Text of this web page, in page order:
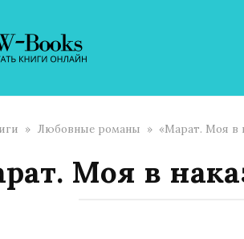
» Любовные романы » «Марат. Моя в
Моя в